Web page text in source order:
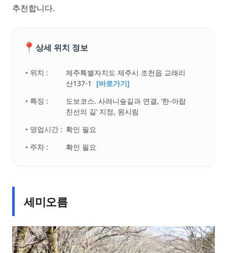
추천합니다.
📍 상세 위치 정보
• 위치 :
제주특별자치도 제주시 조천읍 교래리
산137-1
[바로가기]
• 특징 :
도보코스. 사려니숲길과 연결, ‘한-아랍
친선의 길’ 지정, 원시림
• 영업시간 : 확인 필요
• 주차 :
확인 필요
세미오름